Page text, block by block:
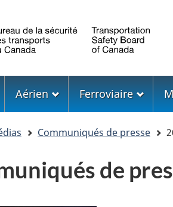
Aérien Ferroviaire
Communiqués de presse
de